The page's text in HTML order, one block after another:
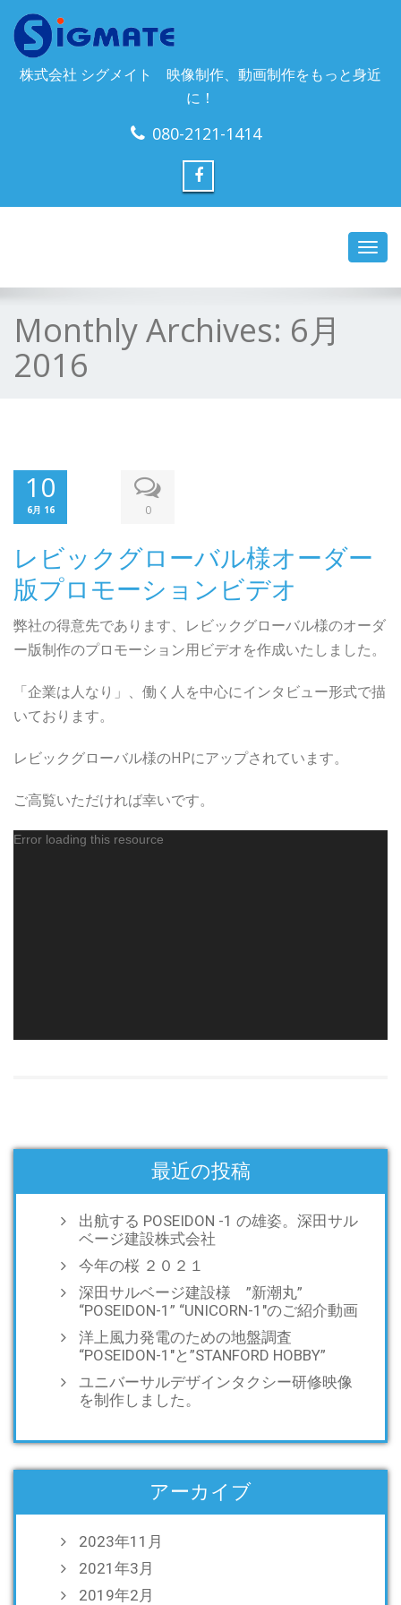
株式会社 シグメイト 映像制作、動画制作をもっと身近
に！
080-2121-1414
Monthly Archives: 6月
2016
10
6月 16 0
レビックグローバル様オーダー
版プロモーションビデオ
弊社の得意先であります、レビックグローバル様のオーダ
ー版制作のプロモーション用ビデオを作成いたしました。
「企業は人なり」、働く人を中心にインタビュー形式で描
いております。
レビックグローバル様のHPにアップされています。
ご高覧いただければ幸いです。
動
Error loading this resource
最近の投稿
出航する POSEIDON -1 の雄姿。深田サル
ベージ建設株式会社
今年の桜 ２０２１
深田サルベージ建設様 ”新潮丸”
“POSEIDON-1” “UNICORN-1″のご紹介動画
洋上風力発電のための地盤調査
“POSEIDON-1″と”STANFORD HOBBY”
ユニバーサルデザインタクシー研修映像
を制作しました。
アーカイブ
2023年11月
2021年3月
2019年2月